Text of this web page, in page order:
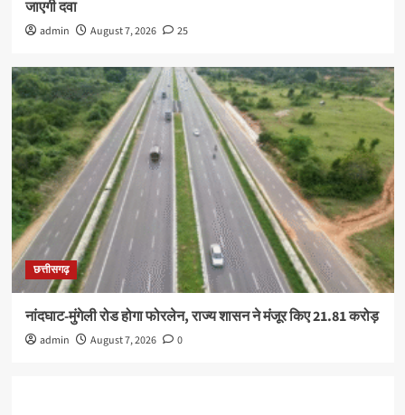
जाएगी दवा
admin August 7, 2026 25
छत्तीसगढ़
नांदघाट-मुंगेली रोड होगा फोरलेन, राज्य शासन ने मंजूर किए 21.81 करोड़
admin August 7, 2026 0